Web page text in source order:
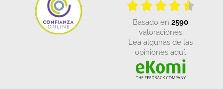
basado en 2590
valoraciones
Lea algunas de las
opiniones aquí.